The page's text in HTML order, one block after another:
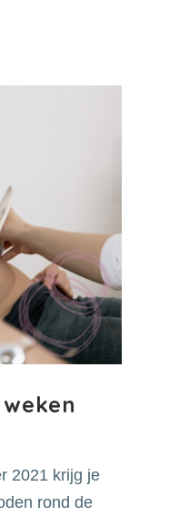
weken
2021 krijg je
rond de